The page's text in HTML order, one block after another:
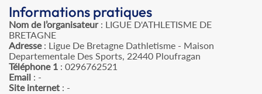
Informations pratiques
Nom de l’organisateur: LIGUE D'ATHLETISME DE
BRETAGNE
Adresse: Ligue De Bretagne Dathletisme - Maison
Departementale Des Sports, 22440 Ploufragan
Téléphone 1 : 0296762521
Email : -
Site internet : -